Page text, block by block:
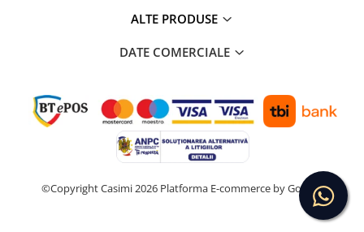
ALTE PRODUSE
DATE COMERCIALE
©Copyright Casimi 2026 Platforma E-commerce by Gomag